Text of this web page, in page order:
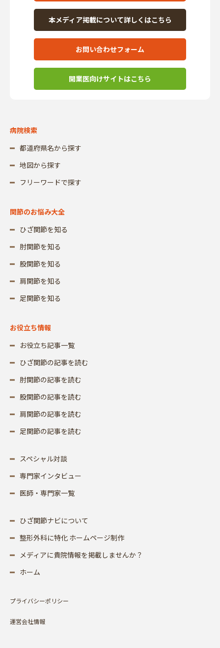
本メディア掲載について詳しくはこちら
お問い合わせフォーム
開業医向けサイトはこちら
病院検索
都道府県名から探す
地図から探す
フリーワードで探す
関節のお悩み大全
ひざ関節を知る
肘関節を知る
股関節を知る
肩関節を知る
足関節を知る
お役立ち情報
お役立ち記事一覧
ひざ関節の記事を読む
肘関節の記事を読む
股関節の記事を読む
肩関節の記事を読む
足関節の記事を読む
スペシャル対談
専門家インタビュー
医師・専門家一覧
ひざ関節ナビについて
整形外科に特化 ホームページ制作
メディアに貴院情報を掲載しませんか？
ホーム
プライバシーポリシー
運営会社情報